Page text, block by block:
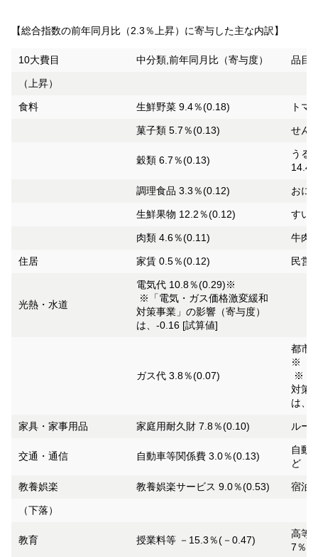
【総合指数の前年同月比（2.3％上昇）に寄与した主な内訳】
10大費目 中分類,前年同月比（寄与度） 品目,
（上昇）
食料 生鮮野菜 9.4％(0.18) トマ
菓子類 5.7％(0.13) せん
穀類 6.7％(0.13)
うる
14.4
調理食品 3.3％(0.12) おに
生鮮果物 12.2％(0.12) すい
肉類 4.6％(0.11) 牛肉
住居 家賃 0.5％(0.12) 民営
光熱・水道
電気代 10.8％(0.29)※
※「電気・ガス価格激変緩和
対策事業」の影響（寄与度）
は、-0.16 [試算値]
ガス代 3.8％(0.07)
都市
※
※「
対策
は、-
家具・家事用品 家庭用耐久財 7.8％(0.10) ルー
交通・通信 自動車等関係費 3.0％(0.13)
自動
ど
教養娯楽 教養娯楽サービス 9.0％(0.53) 宿泊
（下落）
教育 授業料等 －15.3％(－0.47)
高等
7％